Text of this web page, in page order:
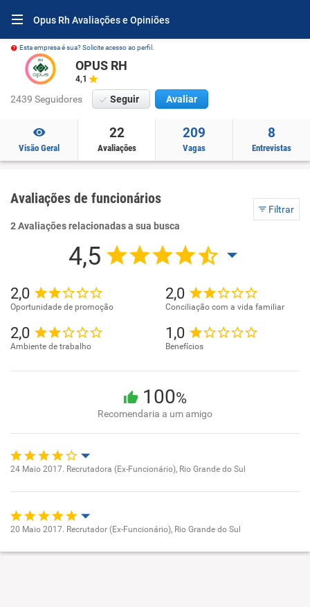
Opus Rh Avaliações e Opiniões
Esta empresa é sua? Solicite acesso ao perfil.
OPUS RH
4,1
2439 Seguidores Seguir Avaliar
Visão Geral
22
Avaliações
209
Vagas
8
Entrevistas
Avaliações de funcionários
Filtrar
2 Avaliações relacionadas a sua busca
4,5
2,0
Oportunidade de promoção
2,0
Conciliação com a vida familiar
2,0
Ambiente de trabalho
1,0
Benefícios
100%
Recomendaria a um amigo
Ambiente de trabalho
Conciliação com a vida familiar
24 Maio 2017. Recrutadora (Ex-Funcionário), Rio Grande do Sul
20 Maio 2017. Recrutador (Ex-Funcionário), Rio Grande do Sul